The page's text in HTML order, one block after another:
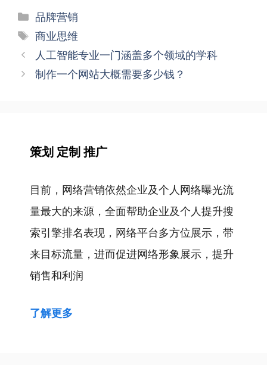
分
类
品牌营销
标
签
商业思维
文
章
人工智能专业一门涵盖多个领域的学科
制作一个网站大概需要多少钱？
策划 定制 推广
目前，网络营销依然企业及个人网络曝光流
量最大的来源，全面帮助企业及个人提升搜
索引擎排名表现，网络平台多方位展示，带
来目标流量，进而促进网络形象展示，提升
销售和利润
了解更多